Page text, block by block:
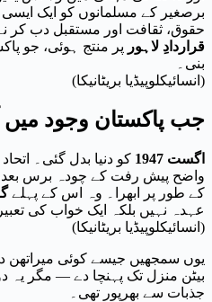
برصغیر کے مسلمانوں کو ایک
حقوق، ثقافت اور مستقبل دب کر
قراردادِ لاہور پر منتج ہوئی، جو
بنی۔
(انسائیکلوپیڈیا بریٹانیکا)
جب پاکستان وجود میں
14 اگست 1947
کو دنیا بدل گئی۔
واضح پیش رفت کے چودہ برس بعد،
کے طور پر ابھرا۔ وہ اس کے پہلے
عہدہ نہیں بلکہ ایک خواب کی
(انسائیکلوپیڈیا بریٹانیکا)
یوں سمجھیں جیسے کوئی میراتھن
بیٹن منزل تک پہنچا دے — مگر
جذبات سے بھرپور تھی۔